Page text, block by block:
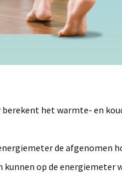
het warmte- en
de afgenomen
kunnen op de energiemeter